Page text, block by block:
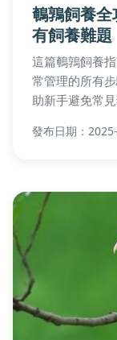
鵪鶉飼養
有飼養難題
這篇鵪鶉飼養
常管理的所有
助新手避免常
發布日期：